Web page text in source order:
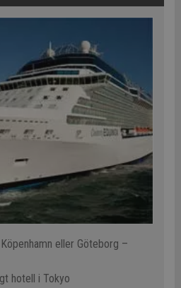
eller Göteborg –
hotell i Tokyo